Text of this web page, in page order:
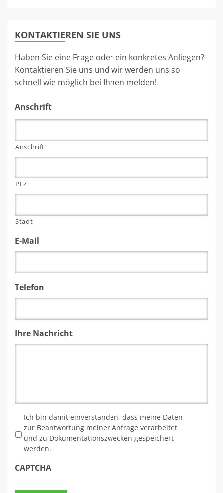
KONTAKTIEREN SIE UNS
Haben Sie eine Frage oder ein konkretes Anliegen?
Kontaktieren Sie uns und wir werden uns so
schnell wie möglich bei Ihnen melden!
Anschrift
Anschrift
PLZ
Stadt
E-Mail
Telefon
Ihre Nachricht
Ich bin damit einverstanden, dass meine Daten
zur Beantwortung meiner Anfrage verarbeitet
und zu Dokumentationszwecken gespeichert
werden.
CAPTCHA